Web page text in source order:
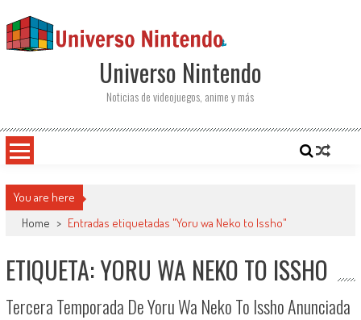
Universo Nintendo
Noticias de videojuegos, anime y más
You are here
Home > Entradas etiquetadas "Yoru wa Neko to Issho"
ETIQUETA: YORU WA NEKO TO ISSHO
Tercera Temporada De Yoru Wa Neko To Issho Anunciada